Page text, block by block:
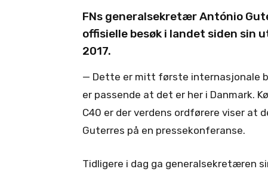
FNs generalsekretær António
offisielle besøk i landet siden sin
2017.
— Dette er mitt første internasjonale
er passende at det er her i Danmark.
C40 er der verdens ordførere viser at
Guterres på en pressekonferanse.
Tidligere i dag ga generalsekretæren